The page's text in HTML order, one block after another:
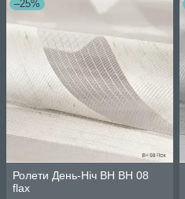
–25%
Ролети День-Ніч BH BH 08
flax